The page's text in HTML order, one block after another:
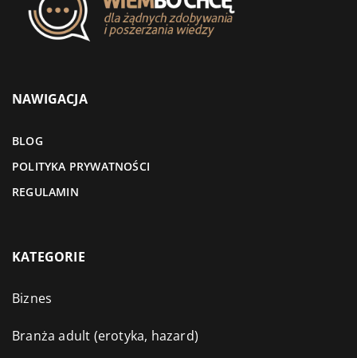
NAWIGACJA
BLOG
POLITYKA PRYWATNOŚCI
REGULAMIN
KATEGORIE
Biznes
Branża adult (erotyka, hazard)